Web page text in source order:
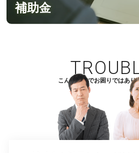
補助金
こんなことでお困りではあり